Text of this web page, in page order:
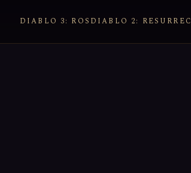
DIABLO 3: ROS DIABLO 2: